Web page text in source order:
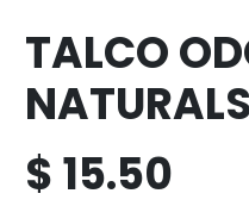
TALCO
$15.50